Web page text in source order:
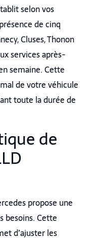
selon vos
de cinq
Cluses, Thonon
services après-
semaine. Cette
de votre véhicule
toute la durée de
de
propose une
besoins. Cette
d’ajuster les